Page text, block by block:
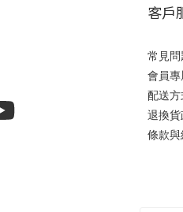
客戶
常見問
會員專
配送方
退換
條款